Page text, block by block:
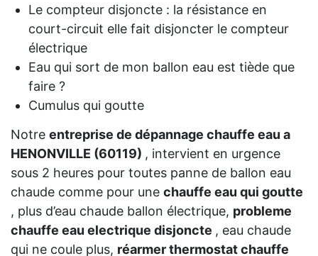
Le compteur disjoncte : la résistance en
court-circuit elle fait disjoncter le compteur
électrique
Eau qui sort de mon ballon eau est tiède que
faire ?
Cumulus qui goutte
Notre entreprise de dépannage chauffe eau a
HENONVILLE (60119) , intervient en urgence
sous 2 heures pour toutes panne de ballon eau
chaude comme pour une chauffe eau qui goutte
, plus d’eau chaude ballon électrique, probleme
chauffe eau electrique disjoncte , eau chaude
qui ne coule plus, réarmer thermostat chauffe